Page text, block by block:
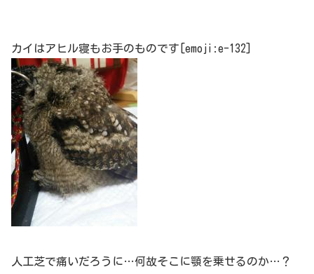
カイはアヒル寝もお手のものです[emoji:e-132]
人工芝で痛いだろうに…何故そこに顎を乗せるのか…？